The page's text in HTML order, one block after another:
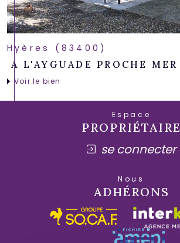
Hyères (83400)
A L'AYGUADE PROCHE MER
Voir le bien
Espace
PROPRIÉTAIRE
se connecter
Nous
ADHÉRONS